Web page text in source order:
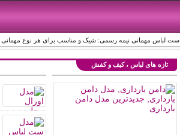
ست لباس مهمانی نیمه رسمی: شیک و مناسب برای هر نوع مهمانی
تازه های لباس ، کیف و کفش